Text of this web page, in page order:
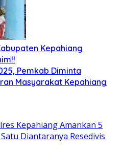
Kepahiang
Pemkab Diminta
Masyarakat Kepahiang